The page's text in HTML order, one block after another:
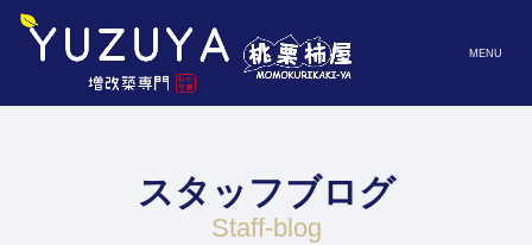
MENU
スタッフブログ
staff-blog